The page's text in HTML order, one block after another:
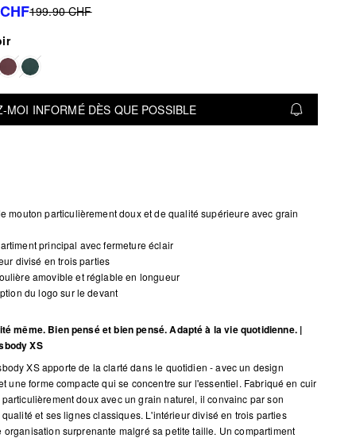
199.90 CHF
MOI INFORMÉ DÈS QUE POSSIBLE
mouton particulièrement doux et de qualité supérieure avec grain
principal avec fermeture éclair
divisé en trois parties
amovible et réglable en longueur
du logo sur le devant
même. Bien pensé et bien pensé. Adapté à la vie quotidienne. |
XS
XS apporte de la clarté dans le quotidien - avec un design
une forme compacte qui se concentre sur l'essentiel. Fabriqué en cuir
doux avec un grain naturel, il convainc par son
et ses lignes classiques. L'intérieur divisé en trois parties
organisation surprenante malgré sa petite taille. Un compartiment